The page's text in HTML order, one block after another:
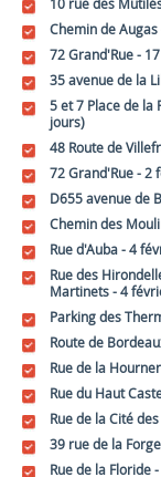
10 rue des
Chemin de
72 Grand'Rue -
35 avenue de la
5 et 7 Place de la
jours)
48 Route de
72 Grand'Rue - 2
D655 avenue de
Chemin des
Rue d'Auba - 4
Rue des
Martinets - 4
Parking des
Route de
Rue de la
Rue du Haut
Rue de la Cité
39 rue de la
Rue de la Floride